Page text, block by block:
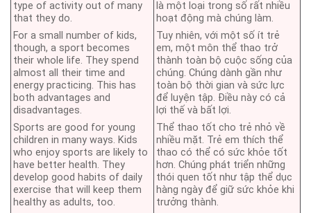
type of activity out of many
that they do.
For a small number of kids,
though, a sport becomes
their whole life. They spend
almost all their time and
energy practicing. This has
both advantages and
disadvantages.
Sports are good for young
children in many ways. Kids
who enjoy sports are likely to
have better health. They
develop good habits of daily
exercise that will keep them
healthy as adults, too.
là một loại trong số rất nhiều
hoạt động mà chúng làm.
Tuy nhiên, với một số ít trẻ
em, một môn thể thao trở
thành toàn bộ cuộc sống của
chúng. Chúng dành gần như
toàn bộ thời gian và sức lực
để luyện tập. Điều này có cả
lợi thế và bất lợi.
Thể thao tốt cho trẻ nhỏ về
nhiều mặt. Trẻ em thích thể
thao có thể có sức khỏe tốt
hơn. Chúng phát triển những
thói quen tốt như tập thể dục
hàng ngày để giữ sức khỏe khi
trưởng thành.